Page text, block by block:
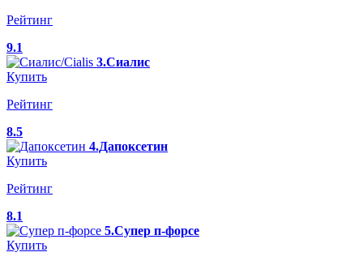
Рейтинг
9.1
3.Сиалис
Купить
Рейтинг
8.5
4.Дапоксетин
Купить
Рейтинг
8.1
5.Супер п-форсе
Купить